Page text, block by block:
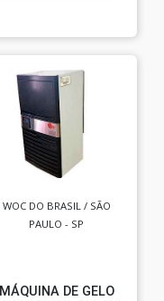
WOC DO BRASIL / SÃO
PAULO - SP
MÁQUINA DE GELO